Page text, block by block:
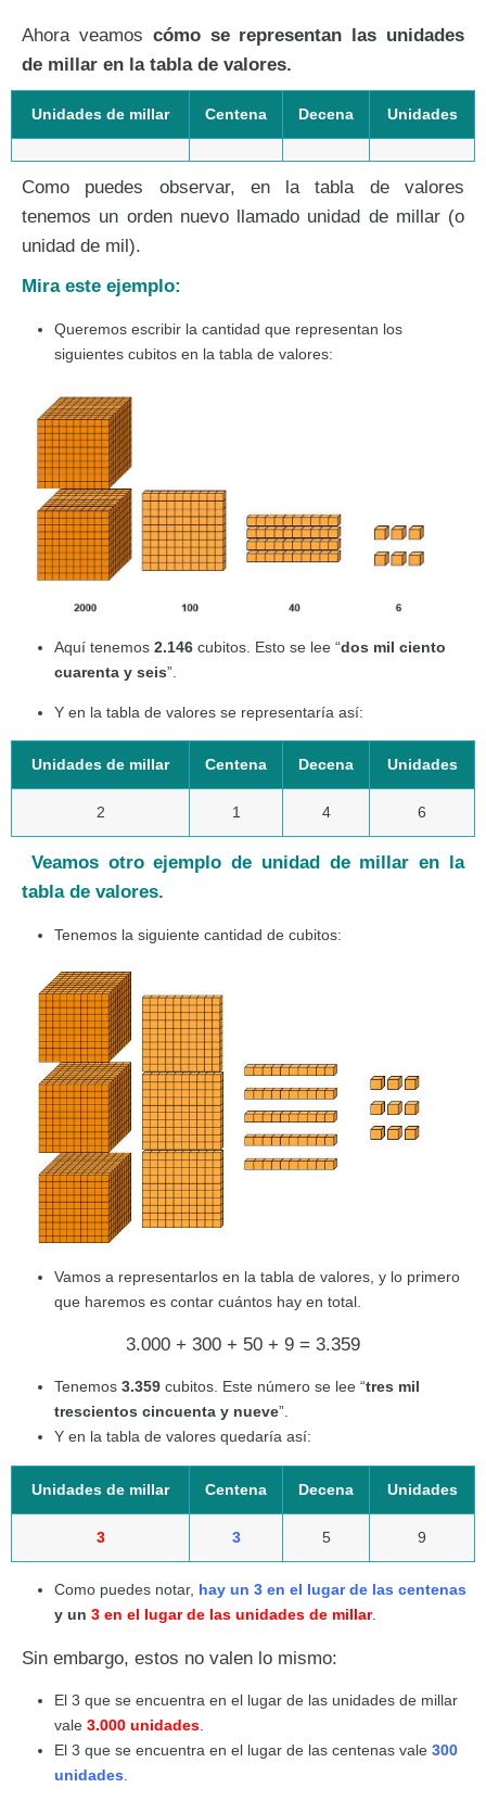
Ahora veamos cómo se representan las unidades
de millar en la tabla de valores.
Unidades de millar Centena Decena Unidades
Como puedes observar, en la tabla de valores
tenemos un orden nuevo llamado unidad de millar (o
unidad de mil).
Mira este ejemplo:
Queremos escribir la cantidad que representan los
siguientes cubitos en la tabla de valores:
Aquí tenemos 2.146 cubitos. Esto se lee “dos mil ciento
cuarenta y seis”.
Y en la tabla de valores se representaría así:
Unidades de millar Centena Decena Unidades
2 1 4 6
Veamos otro ejemplo de unidad de millar en la
tabla de valores.
Tenemos la siguiente cantidad de cubitos:
Vamos a representarlos en la tabla de valores, y lo primero
que haremos es contar cuántos hay en total.
3.000 + 300 + 50 + 9 = 3.359
Tenemos 3.359 cubitos. Este número se lee “tres mil
trescientos cincuenta y nueve”.
Y en la tabla de valores quedaría así:
Unidades de millar Centena Decena Unidades
3 3 5 9
Como puedes notar, hay un 3 en el lugar de las centenas
y un 3 en el lugar de las unidades de millar.
Sin embargo, estos no valen lo mismo:
El 3 que se encuentra en el lugar de las unidades de millar
vale 3.000 unidades
El 3 que se encuentra en el lugar de las centenas vale 300
unidades